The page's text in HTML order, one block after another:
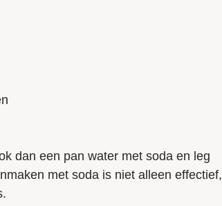
dan een pan water met soda en leg
met soda is niet alleen effectief,